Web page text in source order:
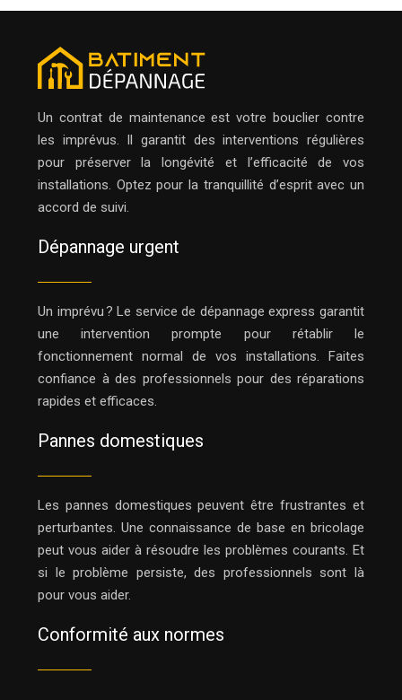
Un contrat de maintenance est votre bouclier contre
les imprévus. Il garantit des interventions régulières
pour préserver la longévité et l’efficacité de vos
installations. Optez pour la tranquillité d’esprit avec un
accord de suivi.
Dépannage urgent
Un imprévu ? Le service de dépannage express garantit
une intervention prompte pour rétablir le
fonctionnement normal de vos installations. Faites
confiance à des professionnels pour des réparations
rapides et efficaces.
Pannes domestiques
Les pannes domestiques peuvent être frustrantes et
perturbantes. Une connaissance de base en bricolage
peut vous aider à résoudre les problèmes courants. Et
si le problème persiste, des professionnels sont là
pour vous aider.
Conformité aux normes